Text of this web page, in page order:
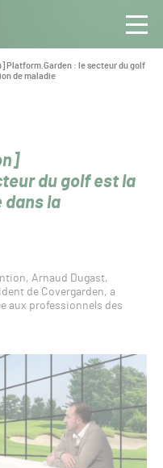
Platform.Garden : le secteur du golf
de maladie
du golf est la
dans la
Arnaud Dugast,
de Covergarden, a
aux professionnels des